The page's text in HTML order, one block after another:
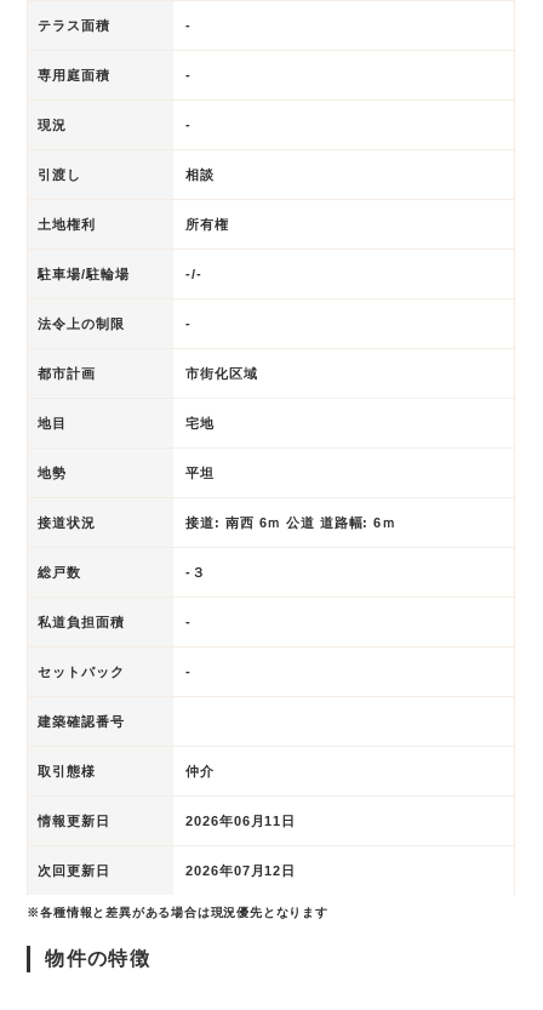
テラス面積 -
専用庭面積 -
現況 -
引渡し 相談
土地権利 所有権
駐車場/駐輪場 -/-
法令上の制限 -
都市計画 市街化区域
地目 宅地
地勢 平坦
接道状況 接道: 南西 6ｍ 公道 道路幅: 6ｍ
総戸数 -３
私道負担面積 -
セットバック -
建築確認番号
取引態様 仲介
情報更新日 2026年06月11日
次回更新日 2026年07月12日
※各種情報と差異がある場合は現況優先となります
物件の特徴